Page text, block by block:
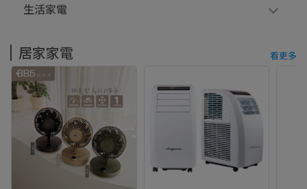
生活家電
居家家電 看更多